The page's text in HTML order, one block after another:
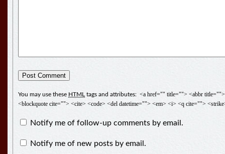
You may use these HTML tags and attributes: <a href="" title=""> <abbr
<blockquote cite=""> <cite> <code> <del datetime=""> <em> <i> <q cite="">
Notify me of follow-up comments by email.
Notify me of new posts by email.